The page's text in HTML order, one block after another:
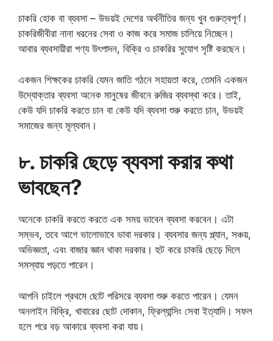
চাকরি হোক বা ব্যবসা – উভয়ই দেশের অর্থনীতির জন্য খুব গুরুত্বপূর্ণ।
চাকরিজীবীরা নানা ধরনের সেবা ও কাজ করে সমাজ চালিয়ে নিচ্ছেন।
আবার ব্যবসায়ীরা পণ্য উৎপাদন, বিক্রি ও চাকরির সুযোগ সৃষ্টি করছেন।
একজন শিক্ষকের চাকরি যেমন জাতি গঠনে সহায়তা করে, তেমনি একজন
উদ্যোক্তার ব্যবসা অনেক মানুষের জীবনে রুজির ব্যবস্থা করে। তাই,
কেউ যদি চাকরি করতে চান বা কেউ যদি ব্যবসা শুরু করতে চান, উভয়ই
সমাজের জন্য মূল্যবান।
৮. চাকরি ছেড়ে ব্যবসা করার কথা
ভাবছেন?
অনেকে চাকরি করতে করতে এক সময় ভাবেন ব্যবসা করবেন। এটা
সম্ভব, তবে আগে ভালোভাবে ভাবা দরকার। ব্যবসার জন্য প্ল্যান, সঞ্চয়,
অভিজ্ঞতা, এবং বাজার জ্ঞান থাকা দরকার। হুট করে চাকরি ছেড়ে দিলে
সমস্যায় পড়তে পারেন।
আপনি চাইলে প্রথমে ছোট পরিসরে ব্যবসা শুরু করতে পারেন। যেমন
অনলাইন বিক্রি, খাবারের ছোট দোকান, ফ্রিল্যান্সিং সেবা ইত্যাদি। সফল
হলে পরে বড় আকারে ব্যবসা করা যায়।